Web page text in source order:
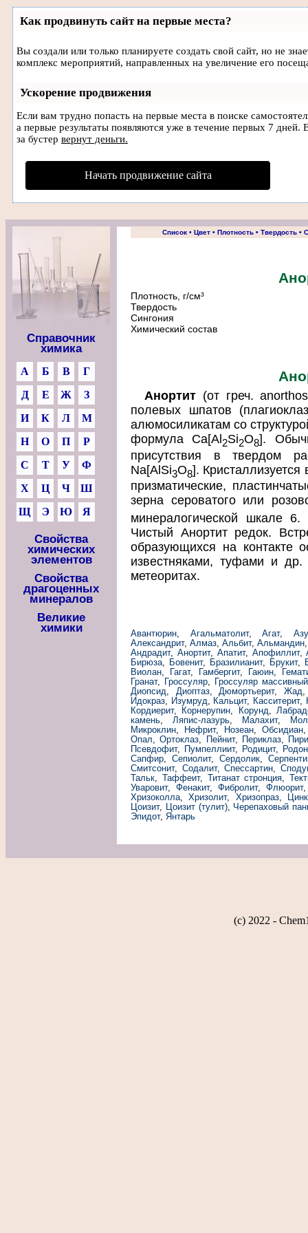
Как продвинуть сайт на первые места?
Вы создали или только планируете создать свой сайт, но не
комплекс мероприятий, направленных на увеличение его
Ускорение продвижения
Если вам трудно попасть на первые места в поиске
а первые результаты появляются уже в течение первых 7
за бустер вернут деньги.
Начать продвижение сайта
Справочник
химика
А Б В
Г
Д
Е Ж
З
И
К Л
М
Н
О П
Р
С
Т У
Ф
Х
Ц Ч
Ш
Щ
Э Ю Я
Свойства
химических
элементов
Свойства
драгоценных
минералов
Великие
химики
Список• Цвет• Плотность• Твердость•
Плотность, г/cм³
Твердость
Сингония
Химический состав
Анортит (от греч.
полевых шпатов
алюмосиликатам со
формула Ca[Al 2Si2O8].
присутствия в твердом
Na[AlSi3O8]. Кристаллизуется
призматические,
зерна сероватого или
минералогической шкале
Чистый Анортит редок.
образующихся на контакте
известняками, туфами и др.
метеоритах.
Авантюрин, Агальматолит, Агат,
Александрит,Алмаз,Альбит,Альмандин
Андрадит, Анортит, Апатит, Апофиллит,
Бирюза, Бовенит, Бразилианит, Брукит,
Виолан, Гагат, Гамбергит, Гаюин,
Гранат, Гроссуляр, Гроссуляр массивный
Диопсид, Диоптаз,Дюмортьерит,Жад
Идокраз, Изумруд, Кальцит, Касситерит,
Кордиерит, Корнерупин, Корунд,
камень, Ляпис-лазурь, Малахит,
Микроклин, Нефрит, Нозеан,Обсидиан
Опал,Ортоклаз, Пейнит, Периклаз,
Псевдофит, Пумпеллиит, Родицит,
Сапфир, Сепиолит, Сердолик,
Смитсонит, Содалит,Спессартин,
Тальк, Таффеит, Титанат стронция,
Уваровит, Фенакит, Фибролит, Флюорит
Хризоколла,Хризолит, Хризопраз,
Цоизит, Цоизит (тулит), Черепаховый
Эпидот, Янтарь
(c) 2022 -